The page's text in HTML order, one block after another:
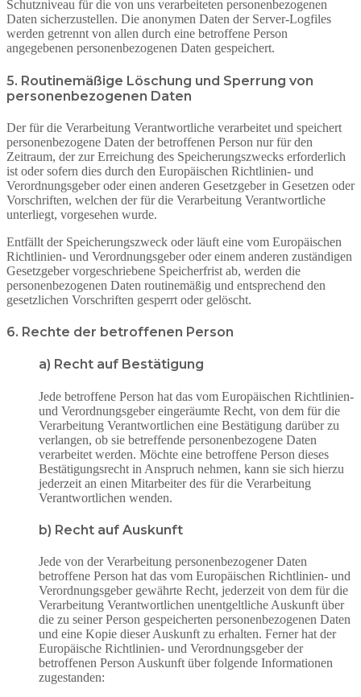
Schutzniveau für die von uns verarbeiteten personenbezogenen
Daten sicherzustellen. Die anonymen Daten der Server-Logfiles
werden getrennt von allen durch eine betroffene Person
angegebenen personenbezogenen Daten gespeichert.
5. Routinemäßige Löschung und Sperrung von
personenbezogenen Daten
Der für die Verarbeitung Verantwortliche verarbeitet und speichert
personenbezogene Daten der betroffenen Person nur für den
Zeitraum, der zur Erreichung des Speicherungszwecks erforderlich
ist oder sofern dies durch den Europäischen Richtlinien- und
Verordnungsgeber oder einen anderen Gesetzgeber in Gesetzen oder
Vorschriften, welchen der für die Verarbeitung Verantwortliche
unterliegt, vorgesehen wurde.
Entfällt der Speicherungszweck oder läuft eine vom Europäischen
Richtlinien- und Verordnungsgeber oder einem anderen zuständigen
Gesetzgeber vorgeschriebene Speicherfrist ab, werden die
personenbezogenen Daten routinemäßig und entsprechend den
gesetzlichen Vorschriften gesperrt oder gelöscht.
6. Rechte der betroffenen Person
a) Recht auf Bestätigung
Jede betroffene Person hat das vom Europäischen Richtlinien-
und Verordnungsgeber eingeräumte Recht, von dem für die
Verarbeitung Verantwortlichen eine Bestätigung darüber zu
verlangen, ob sie betreffende personenbezogene Daten
verarbeitet werden. Möchte eine betroffene Person dieses
Bestätigungsrecht in Anspruch nehmen, kann sie sich hierzu
jederzeit an einen Mitarbeiter des für die Verarbeitung
Verantwortlichen wenden.
b) Recht auf Auskunft
Jede von der Verarbeitung personenbezogener Daten
betroffene Person hat das vom Europäischen Richtlinien- und
Verordnungsgeber gewährte Recht, jederzeit von dem für die
Verarbeitung Verantwortlichen unentgeltliche Auskunft über
die zu seiner Person gespeicherten personenbezogenen Daten
und eine Kopie dieser Auskunft zu erhalten. Ferner hat der
Europäische Richtlinien- und Verordnungsgeber der
betroffenen Person Auskunft über folgende Informationen
zugestanden: